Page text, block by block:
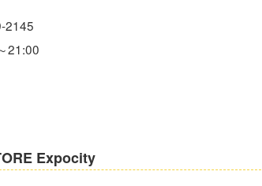
2145
21:00
Expocity